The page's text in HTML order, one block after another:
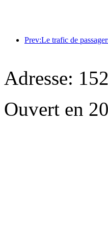
Adresse:
Ouvert en